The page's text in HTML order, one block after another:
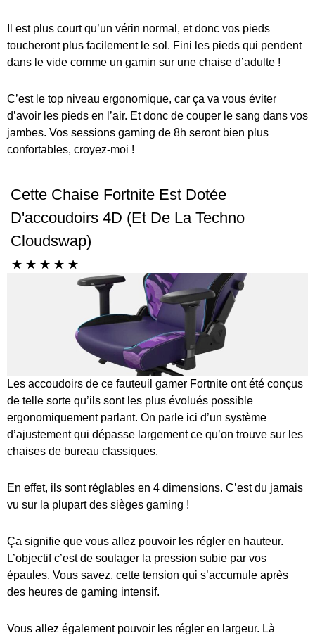
Il est plus court qu’un vérin normal, et donc vos pieds
toucheront plus facilement le sol. Fini les pieds qui pendent
dans le vide comme un gamin sur une chaise d’adulte !
C’est le top niveau ergonomique, car ça va vous éviter
d’avoir les pieds en l’air. Et donc de couper le sang dans vos
jambes. Vos sessions gaming de 8h seront bien plus
confortables, croyez-moi !
Cette Chaise Fortnite Est Dotée
D'accoudoirs 4D (et De La Techno
Cloudswap)
☆ ☆ ☆ ☆ ☆
Les accoudoirs de ce fauteuil gamer Fortnite ont été conçus
de telle sorte qu’ils sont les plus évolués possible
ergonomiquement parlant. On parle ici d’un système
d’ajustement qui dépasse largement ce qu’on trouve sur les
chaises de bureau classiques.
En effet, ils sont réglables en 4 dimensions. C’est du jamais
vu sur la plupart des sièges gaming !
Ça signifie que vous allez pouvoir les régler en hauteur.
L’objectif c’est de soulager la pression subie par vos
épaules. Vous savez, cette tension qui s’accumule après
des heures de gaming intensif.
Vous allez également pouvoir les régler en largeur. Là